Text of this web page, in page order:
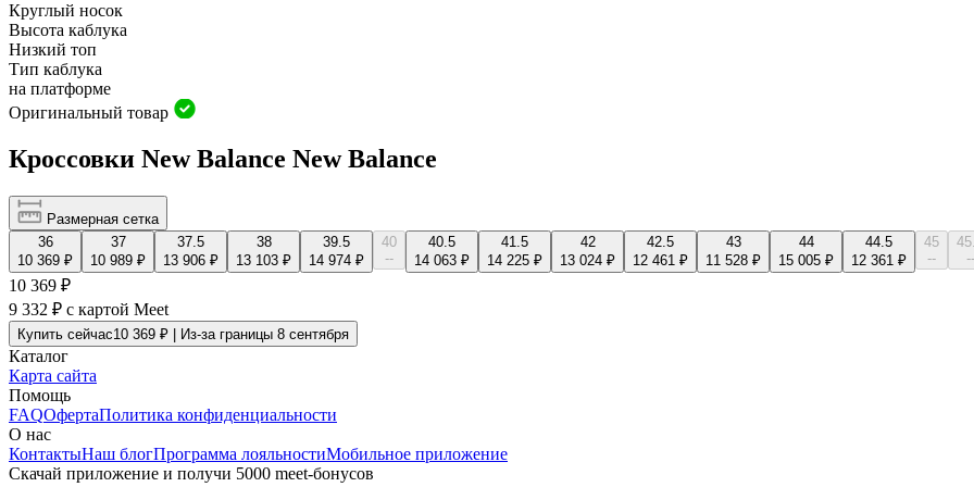
Круглый носок
Высота каблука
Низкий топ
Тип каблука
на платформе
Оригинальный товар
Кроссовки New Balance New Balance
Размерная сетка
36
10 369 ₽
37
10 989 ₽
37.5
13 906 ₽
38
13 103 ₽
39.5
14 974 ₽
40
--
40.5
14 063 ₽
41.5
14 225 ₽
42
13 024 ₽
42.5
12 461 ₽
43
11 528 ₽
44
15 005 ₽
44.5
12 361 ₽
45
--
--
10 369 ₽
9 332 ₽ с картой Meet
Купить сейчас10 369 ₽ | Из-за границы 8 сентября
Каталог
Карта сайта
Помощь
FAQОфертаПолитика конфиденциальности
О нас
КонтактыНаш блогПрограмма лояльностиМобильное приложение
Скачай приложение и получи 5000 meet-бонусов